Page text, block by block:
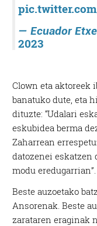
— Ecuador
2023
Clown eta aktoreek
banatuko dute, eta
dituzte: “Udalari
eskubidea berma
Zaharrean
datozenei eskatzen
modu eredugarrian”.
Beste auzoetako
Ansorenak. Beste
zarataren eraginak